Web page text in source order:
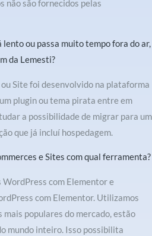
não são fornecidos pelas
ou passa muito tempo fora do ar,
da Lemesti?
Site foi desenvolvido na plataforma
plugin ou tema pirata entre em
a possibilidade de migrar para um
que já incluí hospedagem.
e Sites com qual ferramenta?
com Elementor e
com Elementor. Utilizamos
populares do mercado, estão
mundo inteiro. Isso possibilita